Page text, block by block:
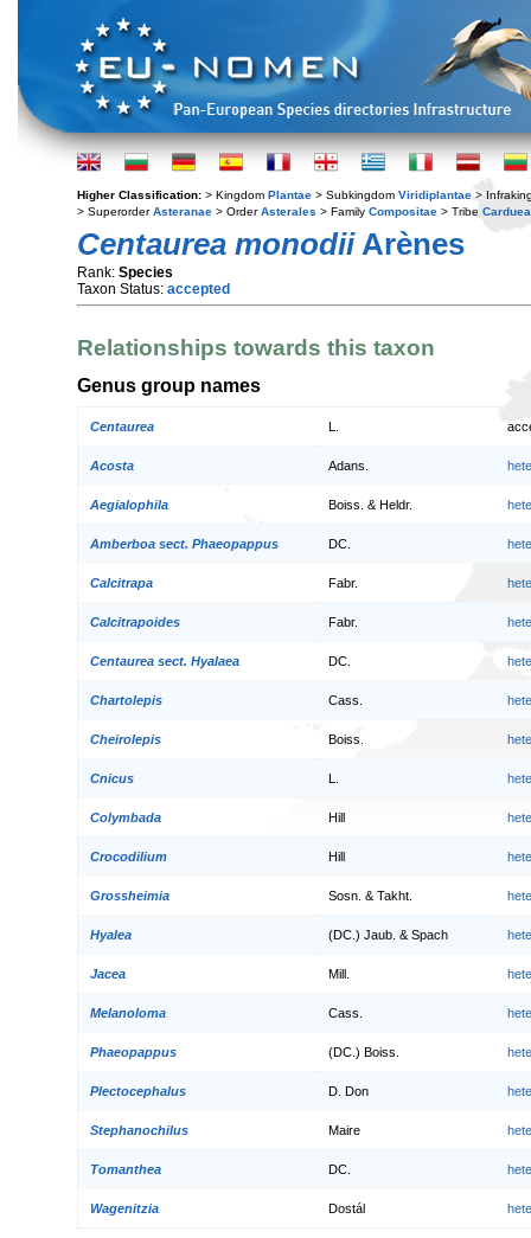
Higher Classification: > Kingdom Plantae > Subkingdom Viridiplantae >
> SuperorderAsteranae > OrderAsterales > Family Compositae > Tribe
Centaurea monodiiArènes
Rank: Species
Taxon Status: accepted
Relationships towards this taxon
Genus group names
Centaurea
Acosta Adans.
Aegialophila Boiss. & Heldr.
Amberboa sect. Phaeopappus DC.
Calcitrapa Fabr.
Calcitrapoides Fabr.
Centaurea sect. Hyalaea DC.
Chartolepis Cass.
Cheirolepis Boiss.
Cnicus
Colymbada Hill
Crocodilium Hill
Grossheimia Sosn. & Takht.
Hyalea (DC.) Jaub. & Spach
Jacea Mill.
Melanoloma Cass.
Phaeopappus (DC.) Boiss.
Plectocephalus D. Don
Stephanochilus Maire
Tomanthea DC.
Wagenitzia Dostál